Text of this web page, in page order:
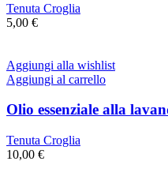
Tenuta Croglia
5,00 €
Aggiungi alla wishlist
Aggiungi al carrello
Olio essenziale alla
Tenuta Croglia
10,00 €